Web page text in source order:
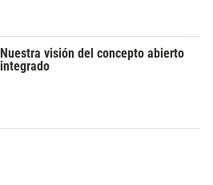
Nuestra visión del concepto abierto
integrado